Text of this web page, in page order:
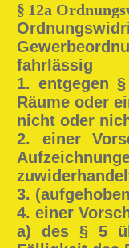
§ 12a
fahrlässig
1. entgegen
Räume oder
nicht oder
2. einer
3.
4. einer
a) des § 5